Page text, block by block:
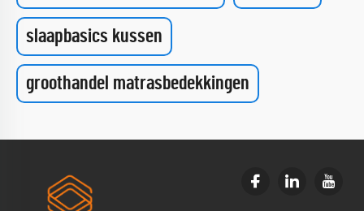
slaapbasics kussen
groothandel matrasbedekkingen